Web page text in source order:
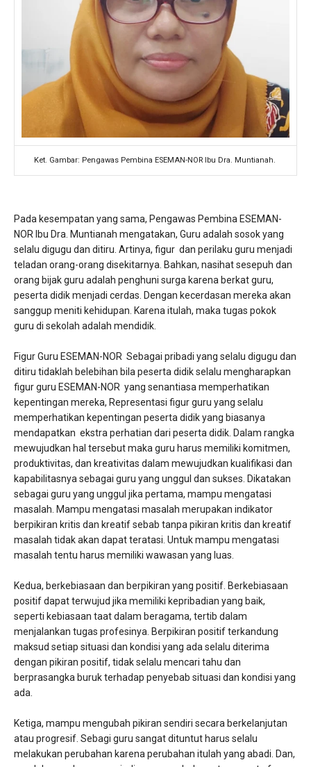
Ket. Gambar: Pengawas Pembina ESEMAN-NOR Ibu Dra. Muntianah.
Pada kesempatan yang sama, Pengawas Pembina ESEMAN-
NOR Ibu Dra. Muntianah mengatakan, Guru adalah sosok yang
selalu digugu dan ditiru. Artinya, figur dan perilaku guru menjadi
teladan orang-orang disekitarnya. Bahkan, nasihat sesepuh dan
orang bijak guru adalah penghuni surga karena berkat guru,
peserta didik menjadi cerdas. Dengan kecerdasan mereka akan
sanggup meniti kehidupan. Karena itulah, maka tugas pokok
guru di sekolah adalah mendidik.
Figur Guru ESEMAN-NOR Sebagai pribadi yang selalu digugu dan
ditiru tidaklah belebihan bila peserta didik selalu mengharapkan
figur guru ESEMAN-NOR yang senantiasa memperhatikan
kepentingan mereka, Representasi figur guru yang selalu
memperhatikan kepentingan peserta didik yang biasanya
mendapatkan ekstra perhatian dari peserta didik. Dalam rangka
mewujudkan hal tersebut maka guru harus memiliki komitmen,
produktivitas, dan kreativitas dalam mewujudkan kualifikasi dan
kapabilitasnya sebagai guru yang unggul dan sukses. Dikatakan
sebagai guru yang unggul jika pertama, mampu mengatasi
masalah. Mampu mengatasi masalah merupakan indikator
berpikiran kritis dan kreatif sebab tanpa pikiran kritis dan kreatif
masalah tidak akan dapat teratasi. Untuk mampu mengatasi
masalah tentu harus memiliki wawasan yang luas.
Kedua, berkebiasaan dan berpikiran yang positif. Berkebiasaan
positif dapat terwujud jika memiliki kepribadian yang baik,
seperti kebiasaan taat dalam beragama, tertib dalam
menjalankan tugas profesinya. Berpikiran positif terkandung
maksud setiap situasi dan kondisi yang ada selalu diterima
dengan pikiran positif, tidak selalu mencari tahu dan
berprasangka buruk terhadap penyebab situasi dan kondisi yang
ada.
Ketiga, mampu mengubah pikiran sendiri secara berkelanjutan
atau progresif. Sebagi guru sangat dituntut harus selalu
melakukan perubahan karena perubahan itulah yang abadi. Dan,